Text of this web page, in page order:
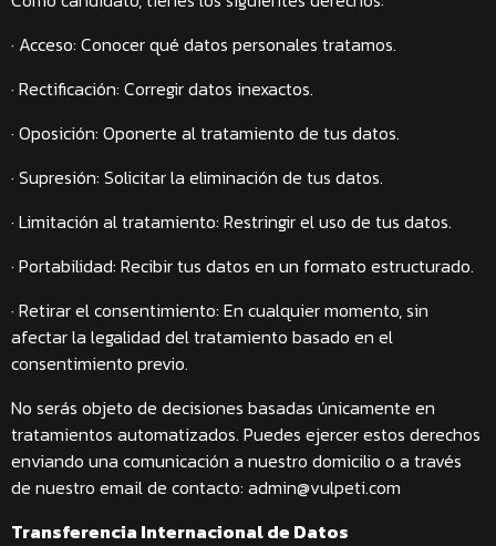
· Acceso: Conocer qué datos personales tratamos.
· Rectificación: Corregir datos inexactos.
· Oposición: Oponerte al tratamiento de tus datos.
· Supresión: Solicitar la eliminación de tus datos.
· Limitación al tratamiento: Restringir el uso de tus datos.
· Portabilidad: Recibir tus datos en un formato estructurado.
· Retirar el consentimiento: En cualquier momento, sin
afectar la legalidad del tratamiento basado en el
consentimiento previo.
No serás objeto de decisiones basadas únicamente en
tratamientos automatizados. Puedes ejercer estos derechos
enviando una comunicación a nuestro domicilio o a través
de nuestro email de contacto: admin@vulpeti.com
Transferencia Internacional de Datos